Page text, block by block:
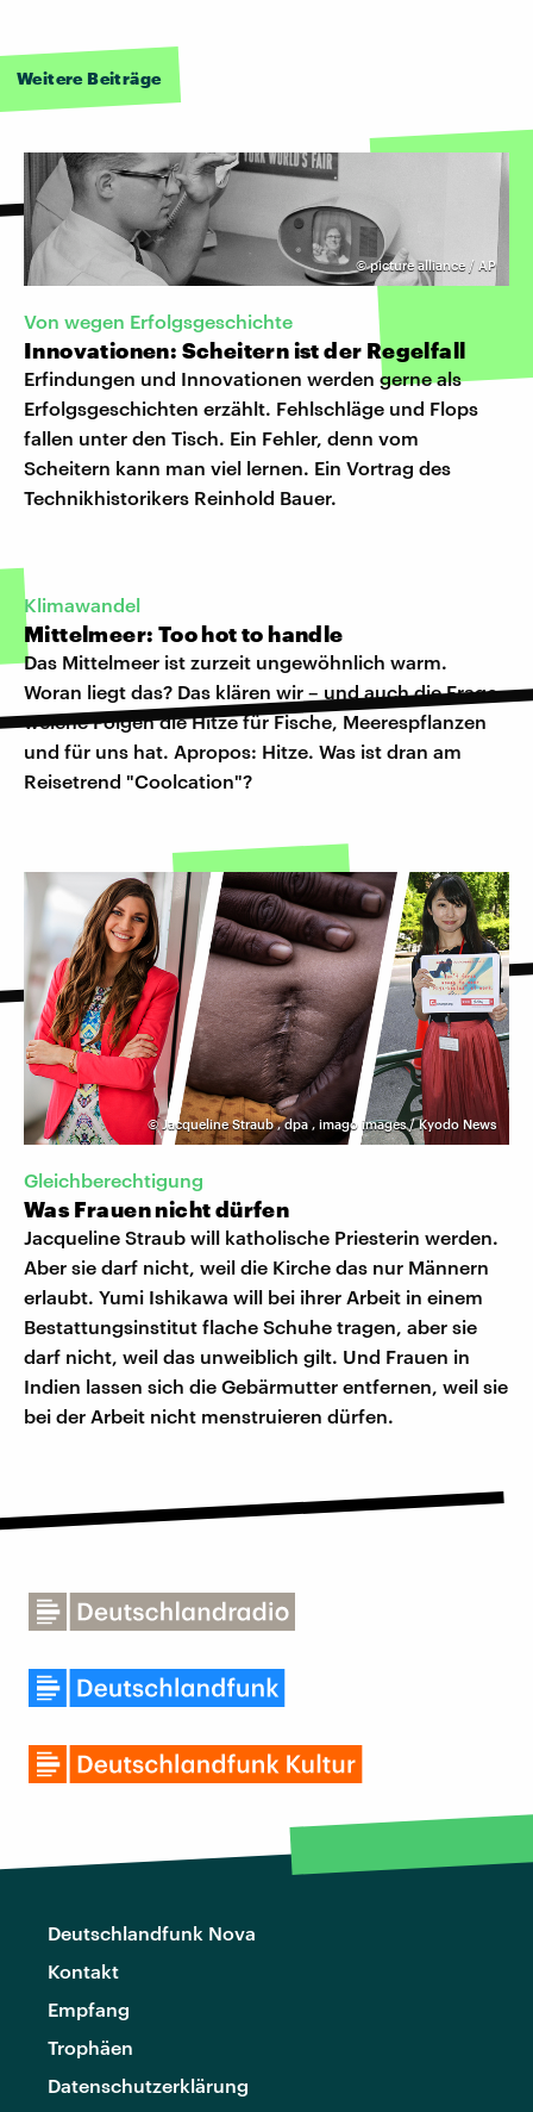
Weitere Beiträge
©picture alliance / AP
Von wegen Erfolgsgeschichte
Innovationen: Scheitern ist der Regelfall
Erfindungen und Innovationen werden gerne als
Erfolgsgeschichten erzählt. Fehlschläge und Flops
fallen unter den Tisch. Ein Fehler, denn vom
Scheitern kann man viel lernen. Ein Vortrag des
Technikhistorikers Reinhold Bauer.
Klimawandel
Mittelmeer: Too hot to handle
Das Mittelmeer ist zurzeit ungewöhnlich warm.
Woran liegt das? Das klären wir – und auch die Frage,
welche Folgen die Hitze für Fische, Meerespflanzen
und für uns hat. Apropos: Hitze. Was ist dran am
Reisetrend "Coolcation"?
©Jacqueline Straub,dpa, imago images / Kyodo News
Gleichberechtigung
Was Frauen nicht dürfen
Jacqueline Straub will katholische Priesterin werden.
Aber sie darf nicht, weil die Kirche das nur Männern
erlaubt. Yumi Ishikawa will bei ihrer Arbeit in einem
Bestattungsinstitut flache Schuhe tragen, aber sie
darf nicht, weil das unweiblich gilt. Und Frauen in
Indien lassen sich die Gebärmutter entfernen, weil sie
bei der Arbeit nicht menstruieren dürfen.
Deutschlandfunk Nova
Kontakt
Empfang
Trophäen
Datenschutzerklärung